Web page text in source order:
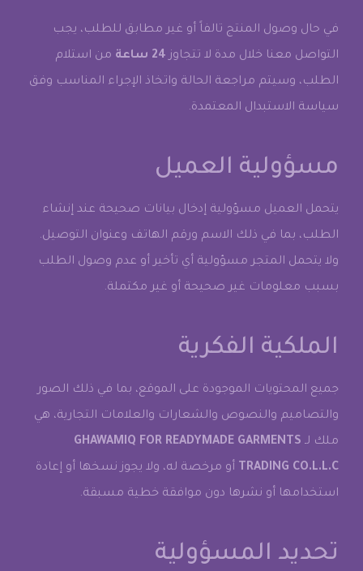
في حال وصول المنتج تالفاً أو غير مطابق للطلب، يجب
التواصل معنا خلال مدة لا تتجاوز24 ساعة
من استلام
الطلب، وسيتم مراجعة الحالة واتخاذ الإجراء المناسب وفق
سياسة الاستبدال المعتمدة.
مسؤولية العميل
يتحمل العميل مسؤولية إدخال بيانات صحيحة عند إنشاء
الطلب، بما في ذلك الاسم ورقم الهاتف وعنوان التوصيل.
ولا يتحمل المتجر مسؤولية أي تأخير أو عدم وصول الطلب
بسبب معلومات غير صحيحة أو غير مكتملة.
الملكية الفكرية
جميع المحتويات الموجودة على الموقع، بما في ذلك الصور
والتصاميم والنصوص والشعارات والعلامات التجارية، هي
ملك لـ GHAWAMIQ FOR READYMADE GARMENTS
TRADING CO.L.L.C أو مرخصة له، ولا يجوز نسخها أو إعادة
استخدامها أو نشرها دون موافقة خطية مسبقة.
تحديد المسؤولية